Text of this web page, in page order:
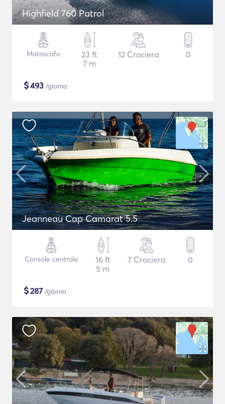
Highfield 760 Patrol
Motoscafo
23 ft
7 m
12 Crociera 0
$493 /giorno
Jeanneau Cap Camarat 5.5
Console centrale
16 ft
5 m
7 Crociera 0
$287 /giorno